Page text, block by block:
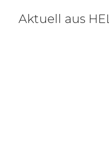
Aktuell aus